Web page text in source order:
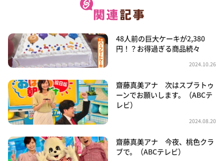
48人前の巨大ケーキが2,380
円！？お得過ぎる商品続々
2024.10.26
齋藤真美アナ 次はスプラトゥ
ーンでお願いします。（ABCテ
レビ）
2024.08.20
齋藤真美アナ 今夜、桃色クラ
ブで。（ABCテレビ）